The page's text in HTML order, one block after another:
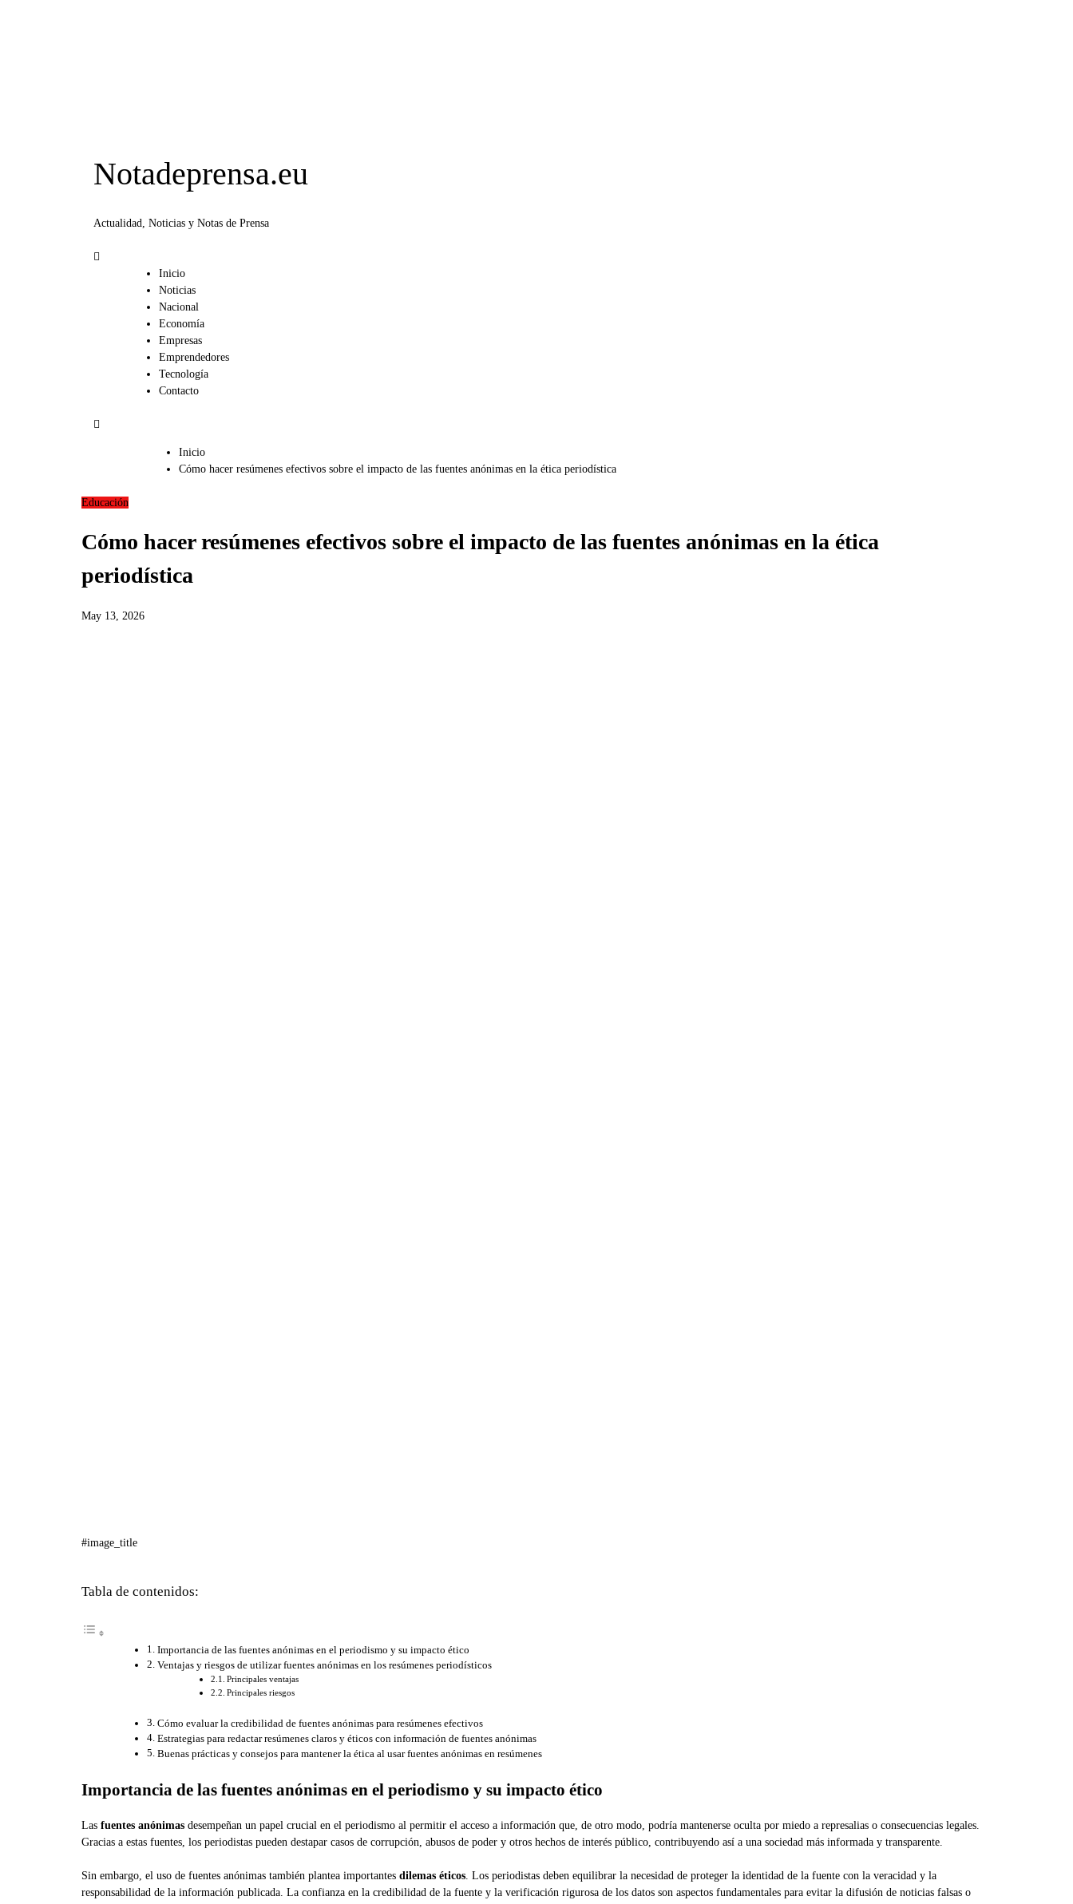
Notadeprensa.eu
Actualidad, Noticias y Notas de Prensa
Inicio
Noticias
Nacional
Economía
Empresas
Emprendedores
Tecnología
Contacto
Inicio
Cómo hacer resúmenes efectivos sobre el impacto de las fuentes anónimas en la ética periodística
Educación
Cómo hacer resúmenes efectivos sobre el impacto de las fuentes anónimas en la ética
periodística
May 13, 2026
#image_title
Tabla de contenidos:
Importancia de las fuentes anónimas en el periodismo y su impacto ético
Ventajas y riesgos de utilizar fuentes anónimas en los resúmenes periodísticos
Principales ventajas
Principales riesgos
Cómo evaluar la credibilidad de fuentes anónimas para resúmenes efectivos
Estrategias para redactar resúmenes claros y éticos con información de fuentes anónimas
Buenas prácticas y consejos para mantener la ética al usar fuentes anónimas en resúmenes
Importancia de las fuentes anónimas en el periodismo y su impacto ético
Las fuentes anónimas desempeñan un papel crucial en el periodismo al permitir el acceso a información que, de otro modo, podría mantenerse oculta por miedo a represalias o consecuencias legales.
Gracias a estas fuentes, los periodistas pueden destapar casos de corrupción, abusos de poder y otros hechos de interés público, contribuyendo así a una sociedad más informada y transparente.
Sin embargo, el uso de fuentes anónimas también plantea importantes dilemas éticos . Los periodistas deben equilibrar la necesidad de proteger la identidad de la fuente con la veracidad y la
responsabilidad de la información publicada. La confianza en la credibilidad de la fuente y la verificación rigurosa de los datos son aspectos fundamentales para evitar la difusión de noticias falsas o